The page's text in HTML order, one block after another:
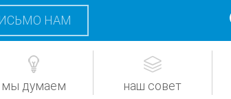
НАМ
мы думаем наш совет